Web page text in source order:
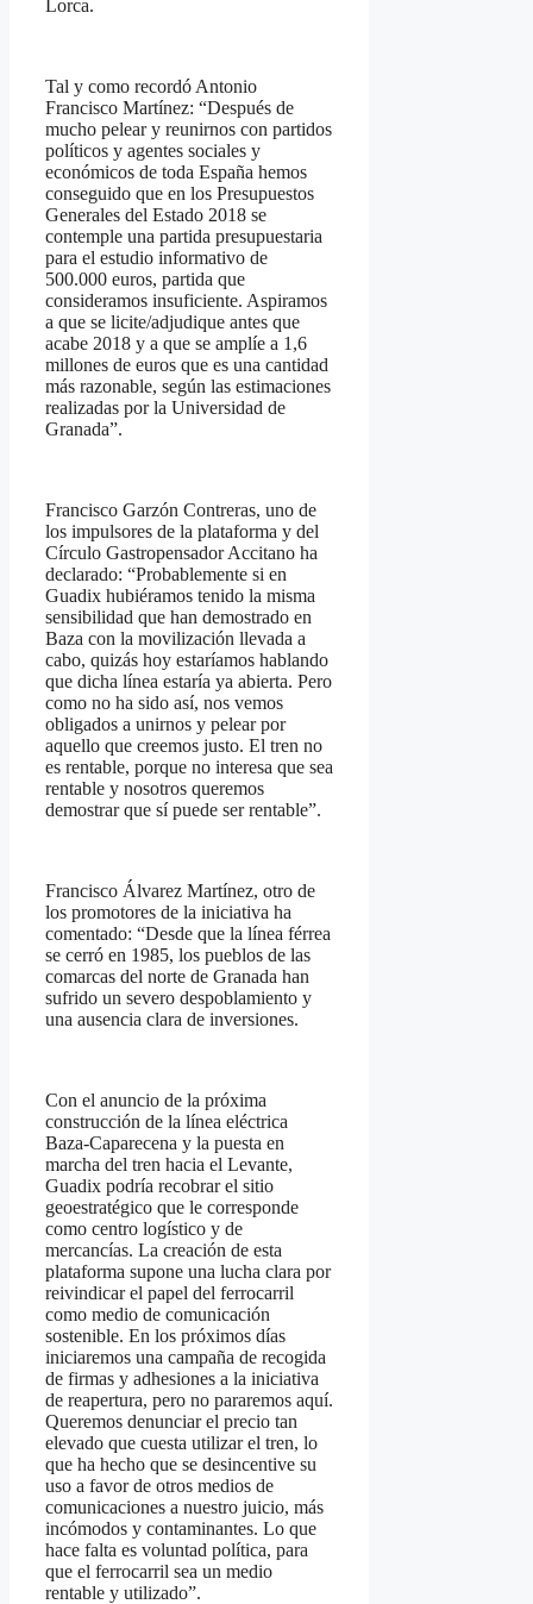
Lorca.
Tal y como recordó Antonio
Francisco Martínez: “Después de
mucho pelear y reunirnos con partidos
políticos y agentes sociales y
económicos de toda España hemos
conseguido que en los Presupuestos
Generales del Estado 2018 se
contemple una partida presupuestaria
para el estudio informativo de
500.000 euros, partida que
consideramos insuficiente. Aspiramos
a que se licite/adjudique antes que
acabe 2018 y a que se amplíe a 1,6
millones de euros que es una cantidad
más razonable, según las estimaciones
realizadas por la Universidad de
Granada”.
Francisco Garzón Contreras, uno de
los impulsores de la plataforma y del
Círculo Gastropensador Accitano ha
declarado: “Probablemente si en
Guadix hubiéramos tenido la misma
sensibilidad que han demostrado en
Baza con la movilización llevada a
cabo, quizás hoy estaríamos hablando
que dicha línea estaría ya abierta. Pero
como no ha sido así, nos vemos
obligados a unirnos y pelear por
aquello que creemos justo. El tren no
es rentable, porque no interesa que sea
rentable y nosotros queremos
demostrar que sí puede ser rentable”.
Francisco Álvarez Martínez, otro de
los promotores de la iniciativa ha
comentado: “Desde que la línea férrea
se cerró en 1985, los pueblos de las
comarcas del norte de Granada han
sufrido un severo despoblamiento y
una ausencia clara de inversiones.
Con el anuncio de la próxima
construcción de la línea eléctrica
Baza-Caparecena y la puesta en
marcha del tren hacia el Levante,
Guadix podría recobrar el sitio
geoestratégico que le corresponde
como centro logístico y de
mercancías. La creación de esta
plataforma supone una lucha clara por
reivindicar el papel del ferrocarril
como medio de comunicación
sostenible. En los próximos días
iniciaremos una campaña de recogida
de firmas y adhesiones a la iniciativa
de reapertura, pero no pararemos aquí.
Queremos denunciar el precio tan
elevado que cuesta utilizar el tren, lo
que ha hecho que se desincentive su
uso a favor de otros medios de
comunicaciones a nuestro juicio, más
incómodos y contaminantes. Lo que
hace falta es voluntad política, para
que el ferrocarril sea un medio
rentable y utilizado”.